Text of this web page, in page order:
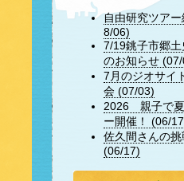
自由研究ツア
8/06)
7/19銚子市郷
のお知らせ
7月のジオサイ
会 (07/03)
2026 親子で夏
ー開催！ (06/
佐久間さんの
(06/17)